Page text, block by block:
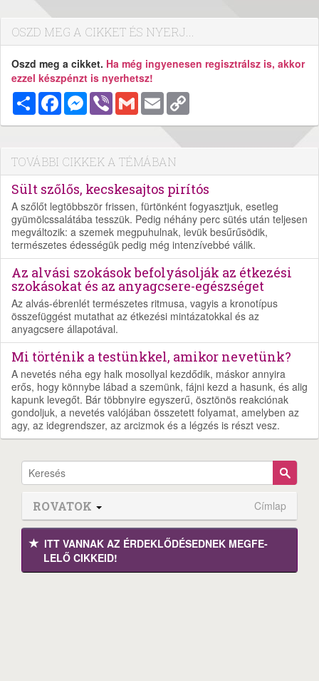
OSZD MEG A CIKKET ÉS NYERJ...
Oszd meg a cikket. Ha még ingyenesen regisztrálsz is, akkor
ezzel készpénzt is nyerhetsz!
MegosztásFacebookMessenger
Viber Gmail Email
TOVÁBBI CIKKEK A TÉMÁBAN
Sült szőlős, kecskesajtos pirítós
A szőlőt legtöbbször frissen, fürtönként fogyasztjuk, esetleg
gyümölcssalátába tesszük. Pedig néhány perc sütés után teljesen
megváltozik: a szemek megpuhulnak, levük besűrűsödik,
természetes édességük pedig még intenzívebbé válik.
Az alvási szokások befolyásolják az étkezési
szokásokat és az anyagcsere-egészséget
Az alvás-ébrenlét természetes ritmusa, vagyis a kronotípus
összefüggést mutathat az étkezési mintázatokkal és az
anyagcsere állapotával.
Mi történik a testünkkel, amikor nevetünk?
A nevetés néha egy halk mosollyal kezdődik, máskor annyira
erős, hogy könnybe lábad a szemünk, fájni kezd a hasunk, és alig
kapunk levegőt. Bár többnyire egyszerű, ösztönös reakciónak
gondoljuk, a nevetés valójában összetett folyamat, amelyben az
agy, az idegrendszer, az arcizmok és a légzés is részt vesz.
ROVATOK Címlap
ITT VANNAK AZ ÉRDEK­LŐDÉ­SEDNEK MEGFE­
LELŐ CIKKEID!